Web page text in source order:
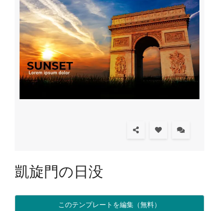
凱旋門の日没
このテンプレートを編集（無料）